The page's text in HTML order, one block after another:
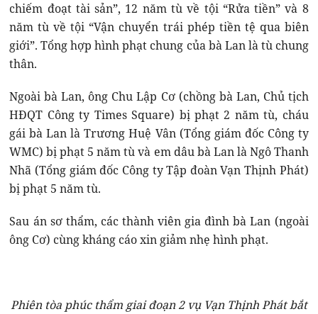
chiếm đoạt tài sản”, 12 năm tù về tội “Rửa tiền” và 8
năm tù về tội “Vận chuyển trái phép tiền tệ qua biên
giới”. Tổng hợp hình phạt chung của bà Lan là tù chung
thân.
Ngoài bà Lan, ông Chu Lập Cơ (chồng bà Lan, Chủ tịch
HĐQT Công ty Times Square) bị phạt 2 năm tù, cháu
gái bà Lan là Trương Huệ Vân (Tổng giám đốc Công ty
WMC) bị phạt 5 năm tù và em dâu bà Lan là Ngô Thanh
Nhã (Tổng giám đốc Công ty Tập đoàn Vạn Thịnh Phát)
bị phạt 5 năm tù.
Sau án sơ thẩm, các thành viên gia đình bà Lan (ngoài
ông Cơ) cùng kháng cáo xin giảm nhẹ hình phạt.
Phiên tòa phúc thẩm giai đoạn 2 vụ Vạn Thịnh Phát bắt